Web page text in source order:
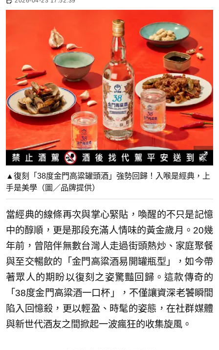
▲復刻「38度金門高粱罐頭酒」強勢回歸！入喉是經典，上
手是美學（圖／品牌提供）
當經典的線條再次與掌心緊貼，喚醒的不只是記憶
中的醇順，更是那段充滿人情味的黃金歲月。20幾
年前，曾陪伴無數台灣人走過街頭熱炒、家庭聚餐
與至交暢飲的「金門高粱酒易開罐瓶型」，如今帶
著眾人的期盼以復刻之姿驚豔回歸。這款傳奇的
「38度金門高粱酒一口杯」，不僅讓資深老饕瞬間
陷入回憶殺，更以輕盈、時髦的姿態，在社群媒體
與新世代酒友之間掀起一波瘋狂的收集旋風。